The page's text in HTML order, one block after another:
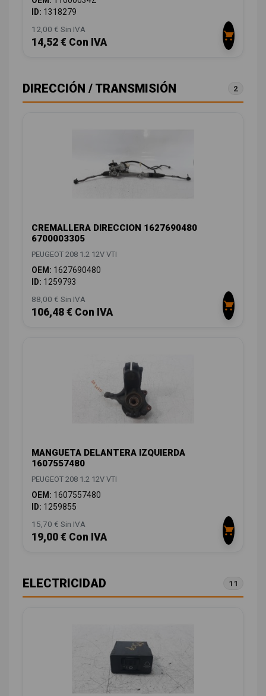
ID: 1318279
12,00 € Sin IVA
14,52 € Con IVA
DIRECCIÓN / TRANSMISIÓN 2
CREMALLERA DIRECCION 1627690480
6700003305
PEUGEOT 208 1.2 12V VTI
OEM: 1627690480
ID: 1259793
88,00 € Sin IVA
106,48 € Con IVA
MANGUETA DELANTERA IZQUIERDA
1607557480
PEUGEOT 208 1.2 12V VTI
OEM: 1607557480
ID: 1259855
15,70 € Sin IVA
19,00 € Con IVA
ELECTRICIDAD 11